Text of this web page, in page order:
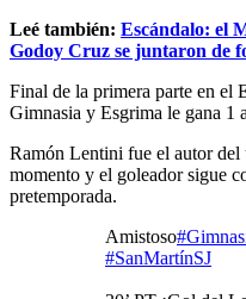
Leé también: Escándalo: el
Godoy Cruz se juntaron de
Final de la primera parte en el
Gimnasia y Esgrima le gana 1
Ramón Lentini fue el autor del
momento y el goleador sigue
pretemporada.
Amistoso
#SanMartínSJ